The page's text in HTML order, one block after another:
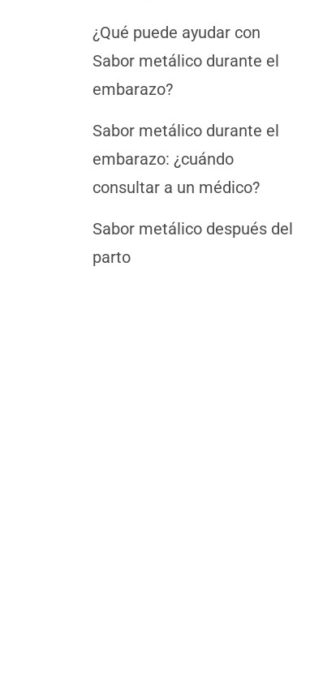
¿Qué puede ayudar con
Sabor metálico durante el
embarazo?
Sabor metálico durante el
embarazo: ¿cuándo
consultar a un médico?
Sabor metálico después del
parto